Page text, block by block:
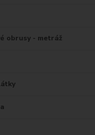
obrusy - metráž